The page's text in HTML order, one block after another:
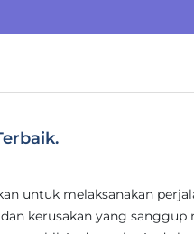
untuk melaksanakan
kerusakan yang sanggup